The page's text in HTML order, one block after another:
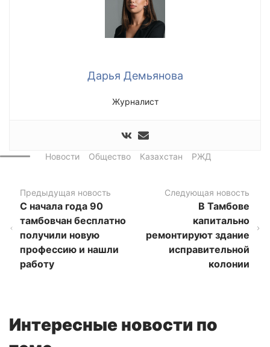
Дарья Демьянова
Журналист
Новости Общество Казахстан РЖД
Предыдущая новость
С начала года 90
тамбовчан бесплатно
получили новую
профессию и нашли
работу
Следующая новость
В Тамбове
капитально
ремонтируют здание
исправительной
колонии
Интересные новости по